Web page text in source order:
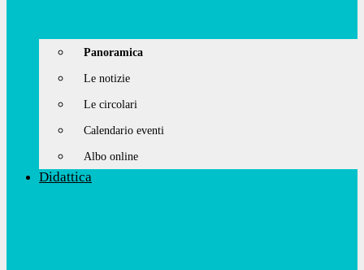
Panoramica
Le notizie
Le circolari
Calendario eventi
Albo online
Didattica